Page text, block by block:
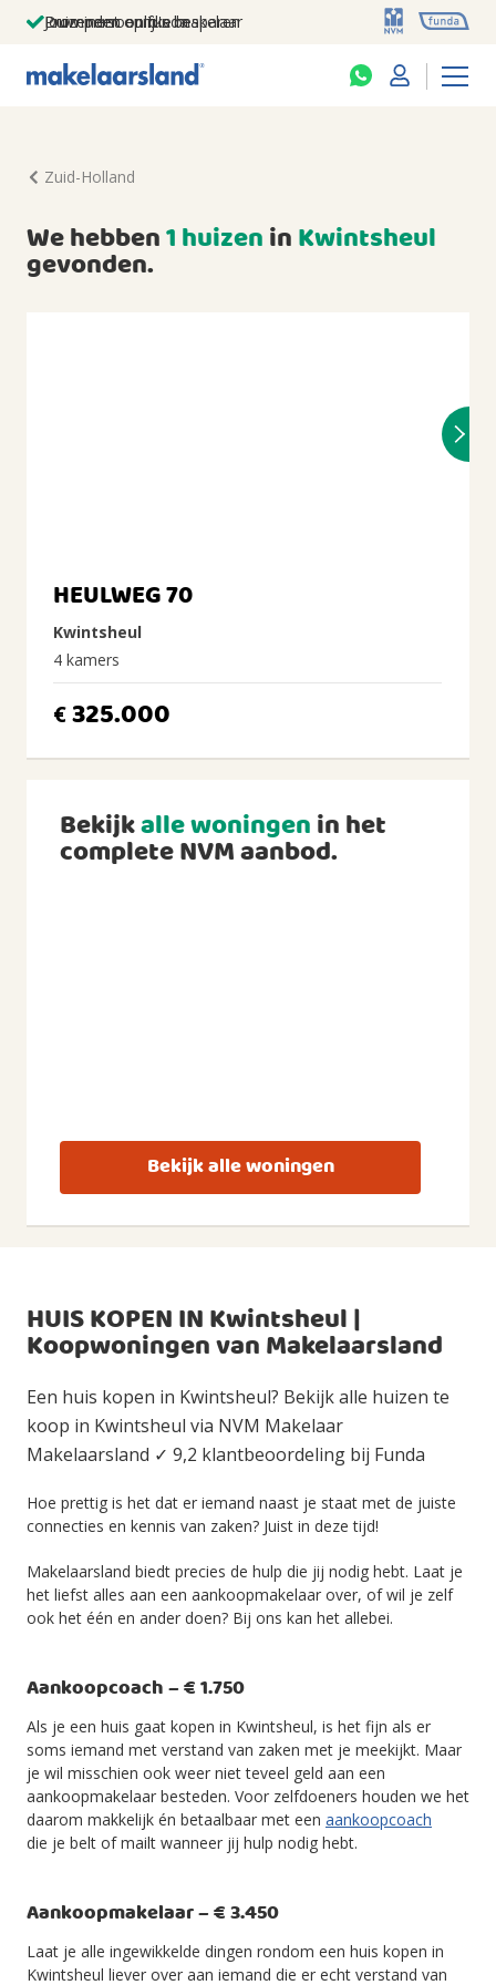
Jouw persoonlijke makelaar
Duizenden euro's besparen
Prominent op funda
Zuid-Holland
We hebben1 huizeninKwintsheul
gevonden.
HEULWEG 70
Kwintsheul
4 kamers
€325.000
Bekijkalle woningenin het
complete NVM aanbod.
Bekijk alle woningen
HUIS KOPEN IN Kwintsheul |
Koopwoningen van Makelaarsland
Een huis kopen in Kwintsheul? Bekijk alle huizen te
koop in Kwintsheul via NVM Makelaar
Makelaarsland ✓ 9,2 klantbeoordeling bij Funda
Hoe prettig is het dat er iemand naast je staat met de juiste
connecties en kennis van zaken? Juist in deze tijd!
Makelaarsland biedt precies de hulp die jij nodig hebt. Laat je
het liefst alles aan een aankoopmakelaar over, of wil je zelf
ook het één en ander doen? Bij ons kan het allebei.
Aankoopcoach – € 1.750
Als je een huis gaat kopen in Kwintsheul, is het fijn als er
soms iemand met verstand van zaken met je meekijkt. Maar
je wil misschien ook weer niet teveel geld aan een
aankoopmakelaar besteden. Voor zelfdoeners houden we het
daarom makkelijk én betaalbaar met een aankoopcoach
die je belt of mailt wanneer jij hulp nodig hebt.
Aankoopmakelaar – € 3.450
Laat je alle ingewikkelde dingen rondom een huis kopen in
Kwintsheul liever over aan iemand die er echt verstand van